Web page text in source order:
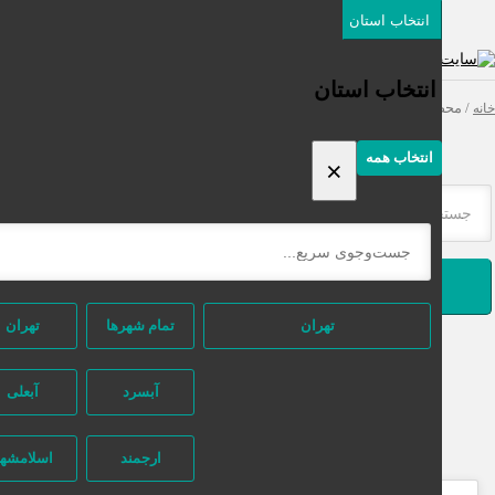
انتخاب استان
انتخاب استان
انتخاب همه ×
تهران تمام شهر‌ها تهران
آبسرد آبعلی
ارجمند اسلامشهر
محصولات برچسب خورده “آموزش حسابداری از صفر”
جستجو